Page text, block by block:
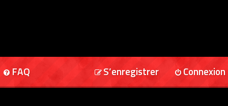
FAQ Connexion
S’enregistrer